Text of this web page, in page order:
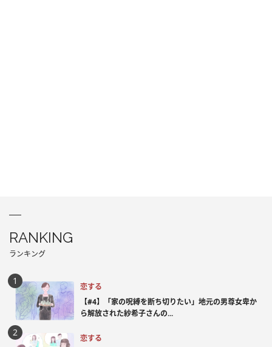
RANKING
ランキング
恋する
【#4】「家の呪縛を断ち切りたい」地元の男尊女卑か
ら解放された紗希子さんの...
恋する